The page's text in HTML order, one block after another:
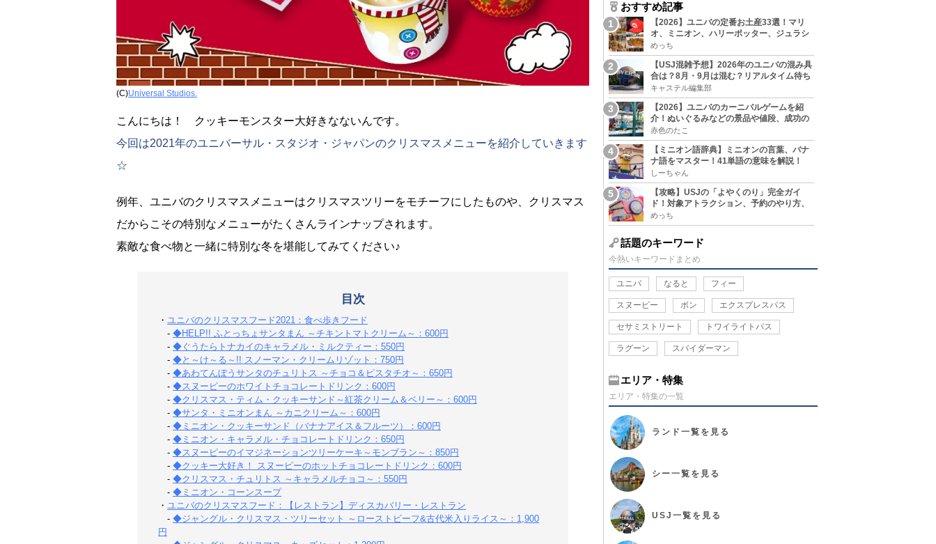
(C)Universal Studios.
こんにちは！ クッキーモンスター大好きなないんです。
今回は2021年のユニバーサル・スタジオ・ジャパンのクリスマスメニューを紹介していきます
☆
例年、ユニバのクリスマスメニューはクリスマスツリーをモチーフにしたものや、クリスマス
だからこその特別なメニューがたくさんラインナップされます。
素敵な食べ物と一緒に特別な冬を堪能してみてください♪
目次
・ ユニバのクリスマスフード2021：食べ歩きフード
- ◆HELP!! ふとっちょサンタまん ～チキントマトクリーム～：600円
- ◆ぐうたらトナカイのキャラメル・ミルクティー：550円
- ◆と～け～る～!! スノーマン・クリームリゾット：750円
- ◆あわてんぼうサンタのチュリトス ～チョコ＆ピスタチオ～：650円
- ◆スヌーピーのホワイトチョコレートドリンク：600円
- ◆クリスマス・ティム・クッキーサンド～紅茶クリーム＆ベリー～：600円
- ◆サンタ・ミニオンまん ～カニクリーム～：600円
- ◆ミニオン・クッキーサンド（バナナアイス＆フルーツ）：600円
- ◆ミニオン・キャラメル・チョコレートドリンク：650円
- ◆スヌーピーのイマジネーションツリーケーキ～モンブラン～：850円
- ◆クッキー大好き！ スヌーピーのホットチョコレートドリンク：600円
- ◆クリスマス・チュリトス ～キャラメルチョコ～：550円
- ◆ミニオン・コーンスープ
・ ユニバのクリスマスフード：【レストラン】ディスカバリー・レストラン
- ◆ジャングル・クリスマス・ツリーセット ～ローストビーフ&古代米入りライス～：1,900
円
おすすめ記事
【2026】ユニバの定番お土産33選！マリ
オ、ミニオン、ハリーポッター、ジュラシ
ックパーク、セサミ、SINGなどのグッズ情
報
めっち
【USJ混雑予想】2026年のユニバの混み具
合は？8月・9月は混む？リアルタイム待ち
時間アプリも
キャステル編集部
【2026】ユニバのカーニバルゲームを紹
介！ぬいぐるみなどの景品や値段、成功の
コツ、実施場所まとめ
赤色のたこ
【ミニオン語辞典】ミニオンの言葉、バナ
ナ語をマスター！41単語の意味を解説！
しーちゃん
【攻略】USJの「よやくのり」完全ガイ
ド！対象アトラクション、予約のやり方、
整理券との違い、注意点を紹介
めっち
話題のキーワード
今熱いキーワードまとめ
ユニバ なると フィー
スヌーピー ボン エクスプレスパス
セサミストリート トワイライトパス
ラグーン スパイダーマン
エリア・特集
エリア・特集の一覧
ランド 一覧を見る
シー一覧を見る
USJ 一覧を見る